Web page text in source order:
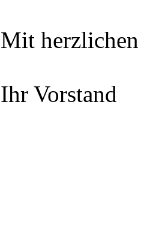
Mit
Ihr Vorstand